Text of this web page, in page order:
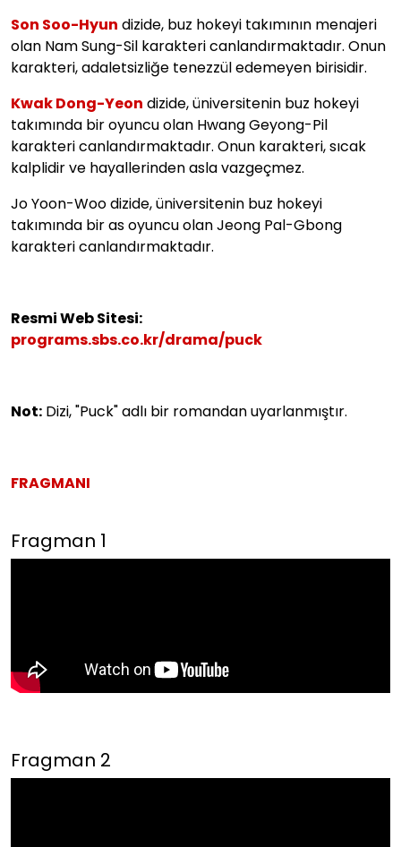
Son Soo-Hyun dizide, buz hokeyi takımının menajeri
olan Nam Sung-Sil karakteri canlandırmaktadır. Onun
karakteri, adaletsizliğe tenezzül edemeyen birisidir.
Kwak Dong-Yeon dizide, üniversitenin buz hokeyi
takımında bir oyuncu olan Hwang Geyong-Pil
karakteri canlandırmaktadır. Onun karakteri, sıcak
kalplidir ve hayallerinden asla vazgeçmez.
Jo Yoon-Woo dizide, üniversitenin buz hokeyi
takımında bir as oyuncu olan Jeong Pal-Gbong
karakteri canlandırmaktadır.
Resmi Web Sitesi:
programs.sbs.co.kr/drama/puck
Not: Dizi, "Puck" adlı bir romandan uyarlanmıştır.
FRAGMANI
Fragman 1
Fragman 2